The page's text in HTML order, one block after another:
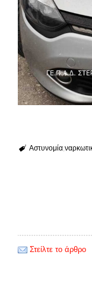
Αστυνομία
Στείλτε το άρθρο